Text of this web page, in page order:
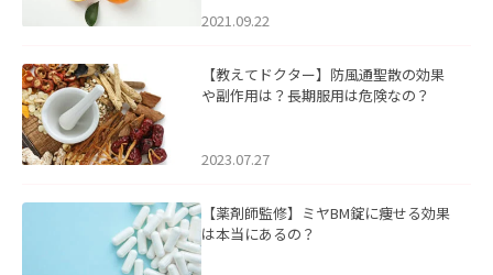
2021.09.22
【教えてドクター】防風通聖散の効果
や副作用は？長期服用は危険なの？
2023.07.27
【薬剤師監修】ミヤBM錠に痩せる効果
は本当にあるの？